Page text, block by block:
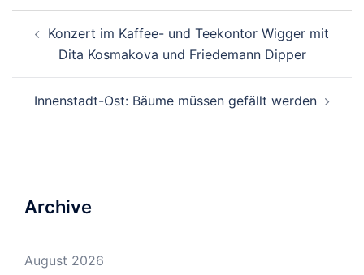
Navigation
Konzert im Kaffee- und Teekontor Wigger mit
Dita Kosmakova und Friedemann Dipper
Innenstadt-Ost: Bäume müssen gefällt werden
Archive
August 2026